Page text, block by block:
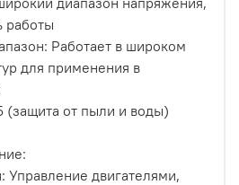
работы
Работает в широком
для применения в
(защита от пыли и воды)
двигателями,